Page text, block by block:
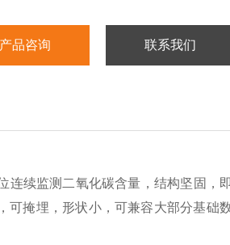
产品咨询 联系我们
连续监测二氧化碳含量，结构坚固，
掩埋，形状小，可兼容大部分基础